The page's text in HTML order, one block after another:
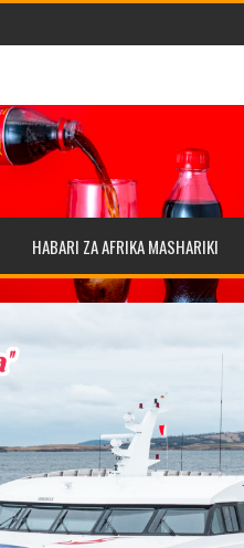
HABARI ZA AFRIKA MASHARIKI